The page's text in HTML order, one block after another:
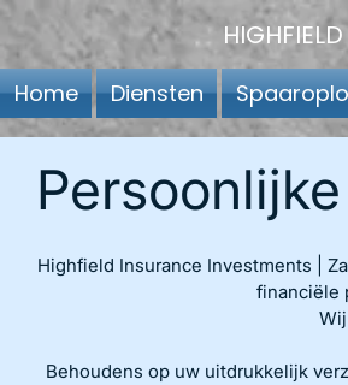
Home Diensten
Highfield Insurance Investments |
financiële
Behoudens op uw uitdrukkelijk